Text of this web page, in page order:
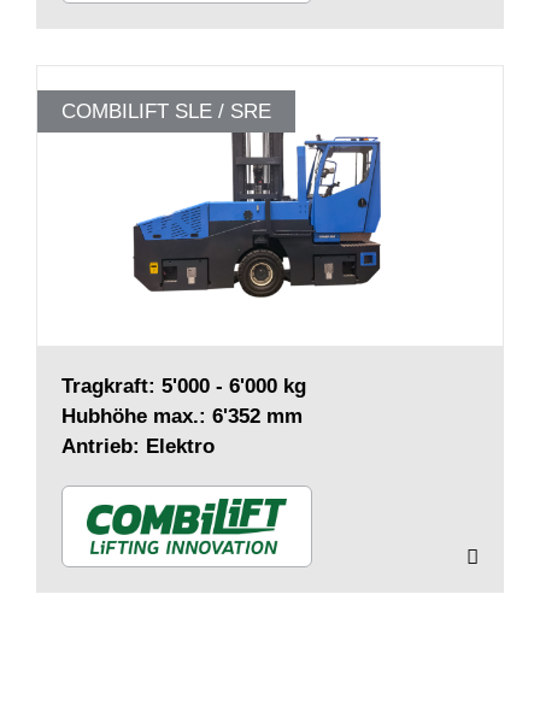
COMBILIFT SLE / SRE
Tragkraft: 5'000 - 6'000 kg
Hubhöhe max.: 6'352 mm
Antrieb: Elektro